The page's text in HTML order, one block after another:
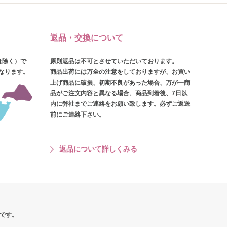
除く）で
ります。
返品・交換について
原則返品は不可とさせていただいております。
商品出荷には万全の注意をしておりますが、お買い
上げ商品に破損、初期不良があった場合、万が一商
品がご注文内容と異なる場合、商品到着後、7日以
内に弊社までご連絡をお願い致します。必ずご返送
前にご連絡下さい。
返品について詳しくみる
す。